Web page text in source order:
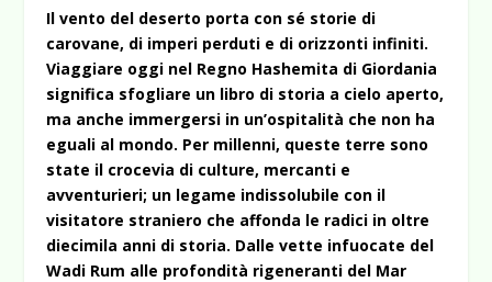
Il vento del deserto porta con sé storie di
carovane, di imperi perduti e di orizzonti infiniti.
Viaggiare oggi nel Regno Hashemita di Giordania
significa sfogliare un libro di storia a cielo aperto,
ma anche immergersi in un’ospitalità che non ha
eguali al mondo. Per millenni, queste terre sono
state il crocevia di culture, mercanti e
avventurieri; un legame indissolubile con il
visitatore straniero che affonda le radici in oltre
diecimila anni di storia. Dalle vette infuocate del
Wadi Rum alle profondità rigeneranti del Mar